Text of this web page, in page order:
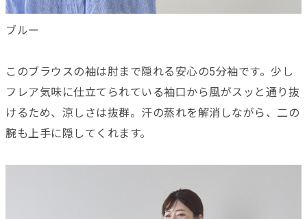
ブルー
このブラウスの袖は肘まで隠れる安心の5分袖です。少し
フレア気味に仕立てられている袖口から風がスッと通り抜
けるため、涼しさは抜群。汗の蒸れを解消しながら、二の
腕も上手に隠してくれます。